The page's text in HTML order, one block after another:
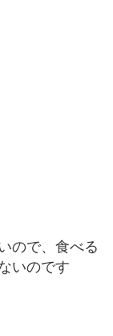
ので、食べる
いのです